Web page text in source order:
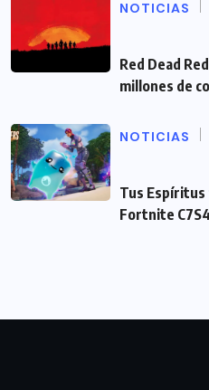
NOTICIAS
Red Dead
millones de
NOTICIAS
Tus
Fortnite C7S4